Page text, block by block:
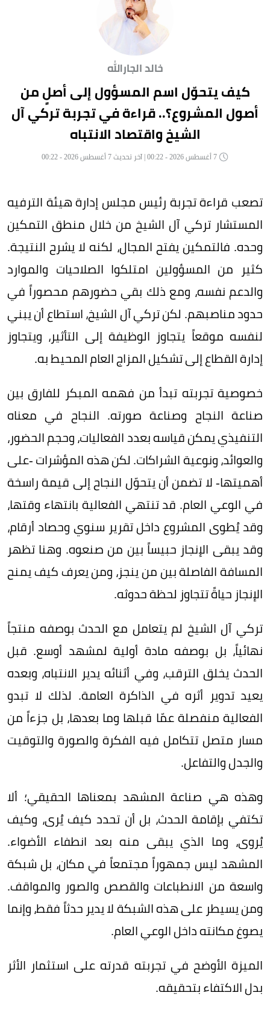
خالد الجارالله
كيف يتحوّل اسم المسؤول إلى أصلٍ من
أصول المشروع؟.. قراءة في تجربة تركي آل
الشيخ واقتصاد الانتباه
تصعب قراءة تجربة رئيس مجلس إدارة هيئة الترفيه
المستشار تركي آل الشيخ من خلال منطق التمكين
وحده. فالتمكين يفتح المجال، لكنه لا يشرح النتيجة.
كثير من المسؤولين امتلكوا الصلاحيات والموارد
والدعم نفسه، ومع ذلك بقي حضورهم محصوراً في
حدود مناصبهم. لكن تركي آل الشيخ، استطاع أن يبني
لنفسه موقعاً يتجاوز الوظيفة إلى التأثير، ويتجاوز
إدارة القطاع إلى تشكيل المزاج العام المحيط به.
خصوصية تجربته تبدأ من فهمه المبكر للفارق بين
صناعة النجاح وصناعة صورته. النجاح في معناه
التنفيذي يمكن قياسه بعدد الفعاليات، وحجم الحضور،
والعوائد، ونوعية الشراكات. لكن هذه المؤشرات -على
أهميتها- لا تضمن أن يتحوّل النجاح إلى قيمة راسخة
في الوعي العام. قد تنتهي الفعالية بانتهاء وقتها،
وقد يُطوى المشروع داخل تقرير سنوي وحصاد أرقام،
وقد يبقى الإنجاز حبيساً بين من صنعوه. وهنا تظهر
المسافة الفاصلة بين من ينجز، ومن يعرف كيف يمنح
الإنجاز حياةً تتجاوز لحظة حدوثه.
تركي آل الشيخ لم يتعامل مع الحدث بوصفه منتجاً
نهائياً، بل بوصفه مادة أولية لمشهد أوسع. قبل
الحدث يخلق الترقب، وفي أثنائه يدير الانتباه، وبعده
يعيد تدوير أثره في الذاكرة العامة. لذلك لا تبدو
الفعالية منفصلة عمّا قبلها وما بعدها، بل جزءاً من
مسار متصل تتكامل فيه الفكرة والصورة والتوقيت
والجدل والتفاعل.
وهذه هي صناعة المشهد بمعناها الحقيقي؛ ألا
تكتفي بإقامة الحدث، بل أن تحدد كيف يُرى، وكيف
يُروى، وما الذي يبقى منه بعد انطفاء الأضواء.
المشهد ليس جمهوراً مجتمعاً في مكان، بل شبكة
واسعة من الانطباعات والقصص والصور والمواقف.
ومن يسيطر على هذه الشبكة لا يدير حدثاً فقط، وإنما
يصوغ مكانته داخل الوعي العام.
الميزة الأوضح في تجربته قدرته على استثمار الأثر
بدل الاكتفاء بتحقيقه.